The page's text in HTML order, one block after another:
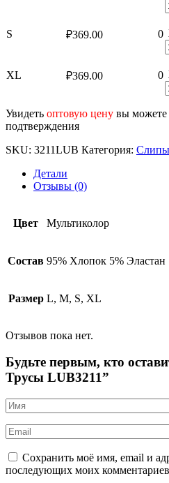
S ₽369.00 0
XL ₽369.00 0
Увидеть оптовую цену вы можете
подтверждения
SKU: 3211LUB Категория:
Детали
Отзывы (0)
Цвет Мультиколор
Состав 95% Хлопок 5% Эластан
Размер L, M, S, XL
Отзывов пока нет.
Будьте первым, кто
Трусы LUB3211”
Сохранить моё имя, email и
последующих моих